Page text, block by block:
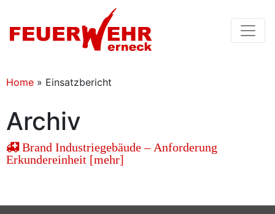
Home » Einsatzbericht
Archiv
Brand Industriegebäude – Anforderung
Erkundereinheit [mehr]